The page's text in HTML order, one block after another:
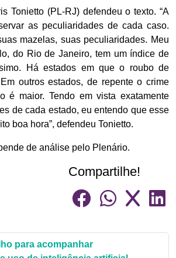
Tonietto (PL-RJ) defendeu o texto. “A
as peculiaridades de cada caso.
mazelas, suas peculiaridades. Meu
do Rio de Janeiro, tem um índice de
Há estados em que o roubo de
outros estados, de repente o crime
é maior. Tendo em vista exatamente
de cada estado, eu entendo que esse
boa hora”, defendeu Tonietto.
de análise pelo Plenário.
Compartilhe!
para acompanhar